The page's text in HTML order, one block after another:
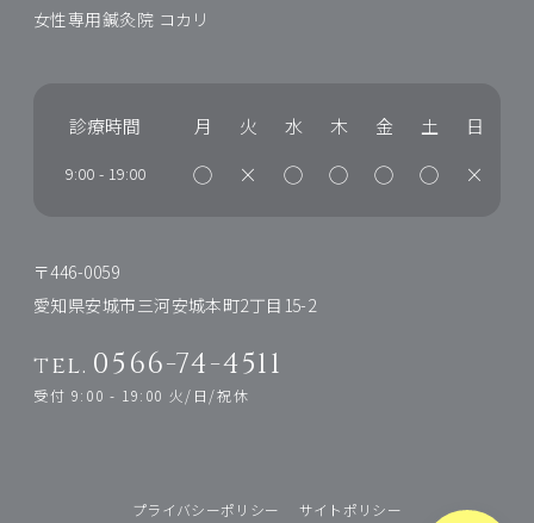
女性専用鍼灸院 コカリ
診療時間 月 火 水 木 金 土 日
9:00 - 19:00 ◯ × ◯ ◯ ◯ ◯ ×
〒446-0059
愛知県安城市三河安城本町2丁目15-2
tel. 0566-74-4511
受付 9:00 - 19:00 火/日/祝休
プライバシーポリシー サイトポリシー